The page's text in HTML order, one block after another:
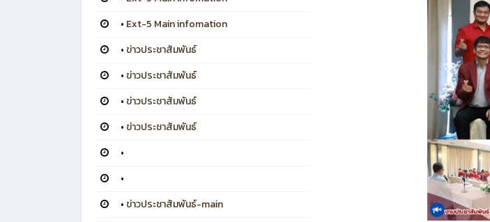
• Ext-5 Main infomation
• ข่าวประชาสัมพันธ์
• ข่าวประชาสัมพันธ์
• ข่าวประชาสัมพันธ์
• ข่าวประชาสัมพันธ์
•
•
• ข่าวประชาสัมพันธ์-main